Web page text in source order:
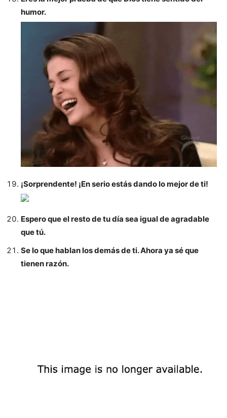
humor.
¡Sorprendente! ¡En serio estás dando lo mejor de ti!
Espero que el resto de tu día sea igual de agradable
que tú.
Se lo que hablan los demás de ti. Ahora ya sé que
tienen razón.